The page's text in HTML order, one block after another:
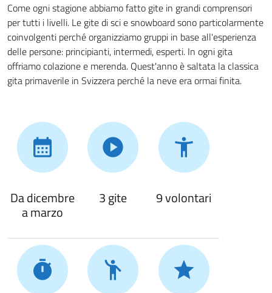
Come ogni stagione abbiamo fatto gite in grandi comprensori
per tutti i livelli. Le gite di sci e snowboard sono particolarmente
coinvolgenti perché organizziamo gruppi in base all'esperienza
delle persone: principianti, intermedi, esperti. In ogni gita
offriamo colazione e merenda. Quest'anno è saltata la classica
gita primaverile in Svizzera perché la neve era ormai finita.
Da dicembre
a marzo
3 gite 9 volontari